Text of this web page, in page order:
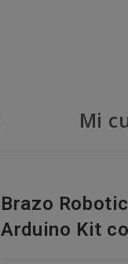
Mi
Brazo
Arduino Kit